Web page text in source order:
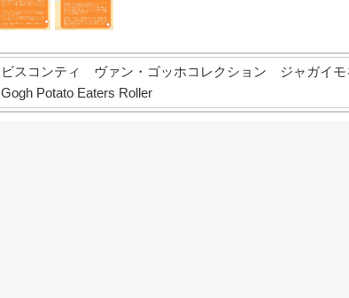
ビスコンティ ヴァン・ゴッホコレクション ジャガイ
Gogh Potato Eaters Roller